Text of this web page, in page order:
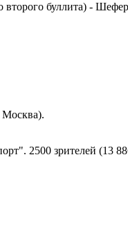
буллита) -
Москва).
2500 зрителей (13